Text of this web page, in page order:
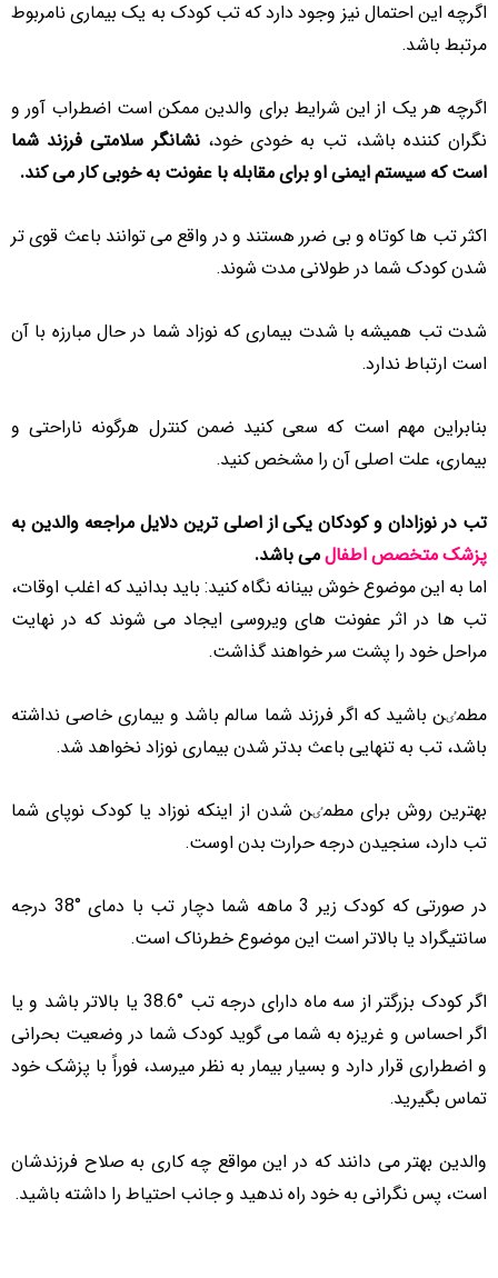
اگرچه این احتمال نیز وجود دارد که تب کودک به یک بیماری نامربوط
مرتبط باشد.
اگرچه هر یک از این شرایط برای والدین ممکن است اضطراب آور و
نگران کننده باشد، تب به خودی خود، نشانگر سلامتی فرزند شما
است که سیستم ایمنی او برای مقابله با عفونت به خوبی کار می کند.
اکثر تب ها کوتاه و بی ضرر هستند و در واقع می توانند باعث قوی تر
شدن کودک شما در طولانی مدت شوند.
شدت تب همیشه با شدت بیماری که نوزاد شما در حال مبارزه با آن
است ارتباط ندارد.
بنابراین مهم است که سعی کنید ضمن کنترل هرگونه ناراحتی و
بیماری، علت اصلی آن را مشخص کنید.
تب در نوزادان و کودکان یکی از اصلی ترین دلایل مراجعه والدین به
پزشک متخصص اطفالمی باشد.
اما به این موضوع خوش بینانه نگاه کنید: باید بدانید که اغلب اوقات،
تب ها در اثر عفونت های ویروسی ایجاد می شوند که در نهایت
مراحل خود را پشت سر خواهند گذاشت.
مطمٸن باشید که اگر فرزند شما سالم باشد و بیماری خاصی نداشته
باشد، تب به تنهایی باعث بدتر شدن بیماری نوزاد نخواهد شد.
بهترین روش برای مطمٸن شدن از اینکه نوزاد یا کودک نوپای شما
تب دارد، سنجیدن درجه حرارت بدن اوست.
در صورتی که کودک زیر 3 ماهه شما دچار تب با دمای °38 درجه
سانتیگراد یا بالاتر است این موضوع خطرناک است.
اگر کودک بزرگتر از سه ماه دارای درجه تب °38.6 یا بالاتر باشد و یا
اگر احساس و غریزه به شما می گوید کودک شما در وضعیت بحرانی
و اضطراری قرار دارد و بسیار بیمار به نظر میرسد، فوراً با پزشک خود
تماس بگیرید.
والدین بهتر می دانند که در این مواقع چه کاری به صلاح فرزندشان
است، پس نگرانی به خود راه ندهید و جانب احتیاط را داشته باشید.